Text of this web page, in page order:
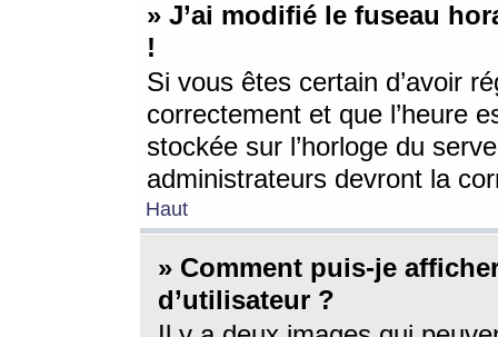
» J’ai modifié le fuseau
!
Si vous êtes certain d’avoir
correctement et que l’heure
stockée sur l’horloge du
administrateurs devront la
Haut
» Comment puis-je
d’utilisateur ?